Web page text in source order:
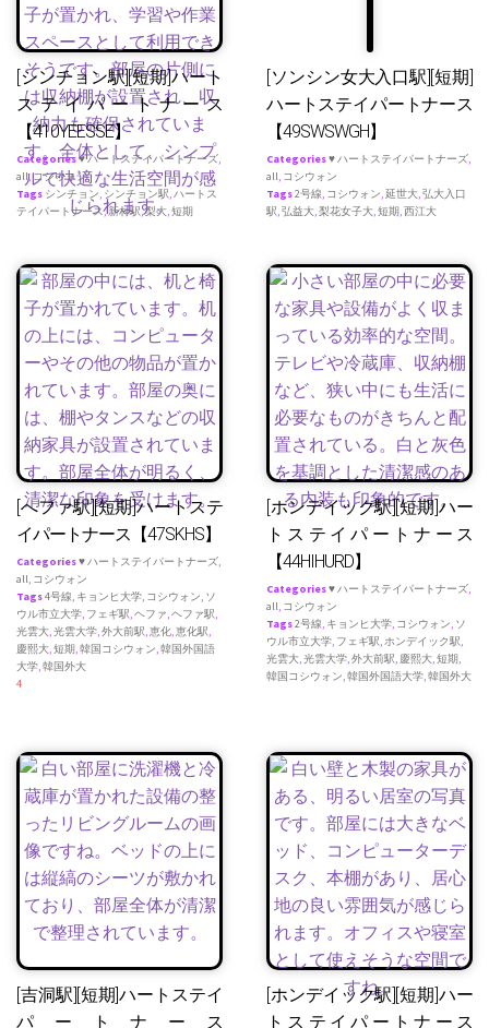
[シンチョン駅][短期]ハート
ステイパートナース
【410YEESSE】
Categories♥ ハートステイパートナーズ,
all,コシウォン
Tags シンチョン, シンチョン駅,ハートス
テイパートナース,新村駅,梨大,短期
[ソンシン女大入口駅][短期]
ハートステイパートナース
【49SWSWGH】
Categories♥ ハートステイパートナーズ,
all, コシウォン
Tags2号線, コシウォン,延世大,弘大入口
駅,弘益大,梨花女子大,短期,西江大
[へファ駅][短期]ハートステ
イパートナース【47SKHS】
Categories♥ ハートステイパートナーズ,
all, コシウォン
Tags4号線, キョンヒ大学, コシウォン, ソ
ウル市立大学, フェギ駅,ヘファ,ヘファ駅,
光雲大,光雲大学,外大前駅,恵化,恵化駅,
慶熙大,短期,韓国コシウォン,韓国外国語
大学,韓国外大
4
[ホンデイック駅][短期]ハー
トステイパートナース
【44HIHURD】
Categories♥ ハートステイパートナーズ,
all, コシウォン
Tags2号線, キョンヒ大学, コシウォン, ソ
ウル市立大学, フェギ駅,ホンデイック駅,
光雲大,光雲大学,外大前駅, 慶熙大,短期,
韓国コシウォン,韓国外国語大学,韓国外大
[吉洞駅][短期]ハートステイ
パートナース
[ホンデイック駅][短期]ハー
トステイパートナース